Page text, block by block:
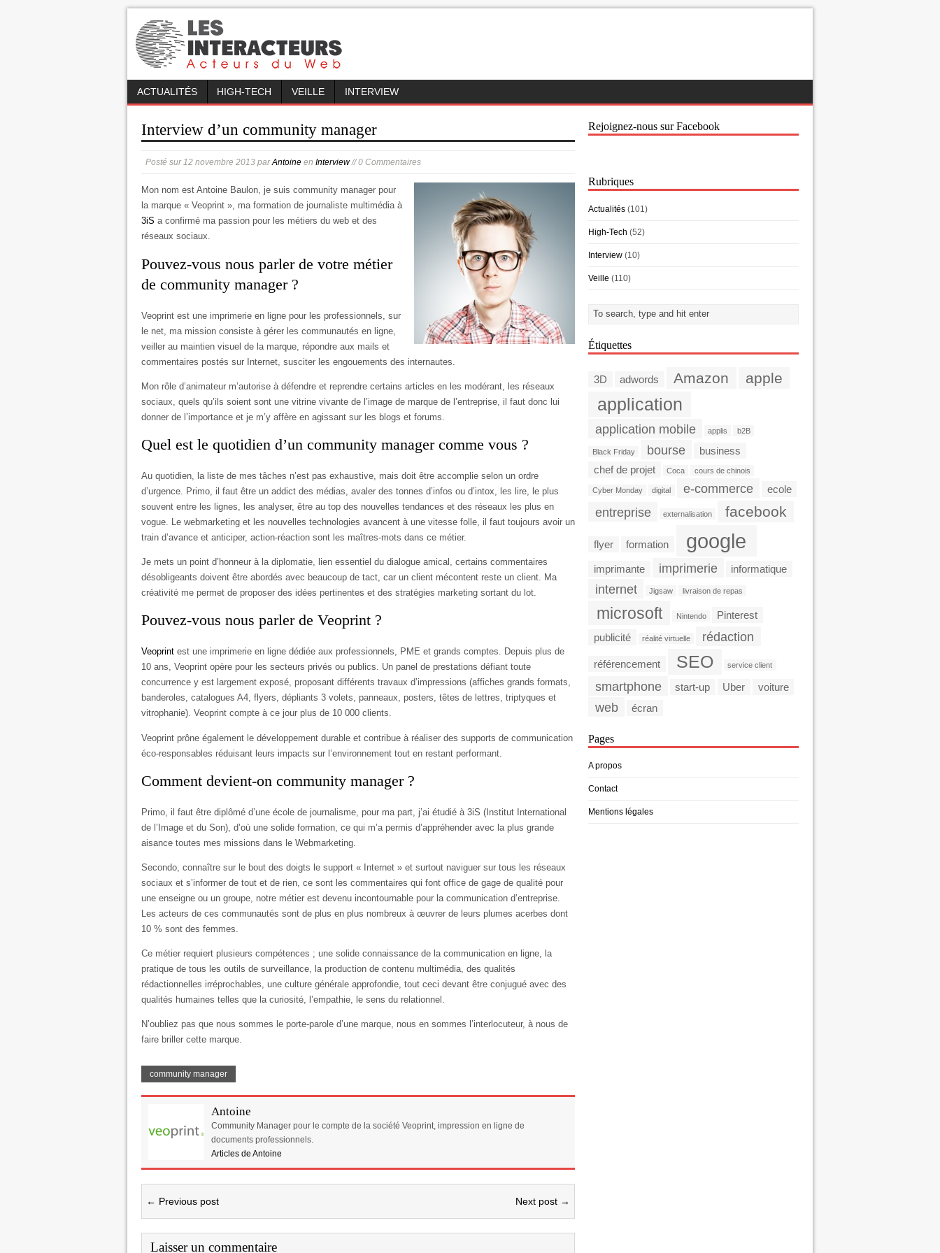
ACTUALITÉS HIGH-TECH VEILLE INTERVIEW
Interview d’un community manager
Posté sur12 novembre 2013 parAntoine en Interview// 0 Commentaires
Mon nom est Antoine Baulon, je suis community manager pour
la marque « Veoprint », ma formation de journaliste multimédia à
3iS a confirmé ma passion pour les métiers du web et des
réseaux sociaux.
Pouvez-vous nous parler de votre métier
de community manager ?
Veoprint est une imprimerie en ligne pour les professionnels, sur
le net, ma mission consiste à gérer les communautés en ligne,
veiller au maintien visuel de la marque, répondre aux mails et
commentaires postés sur Internet, susciter les engouements des internautes.
Mon rôle d’animateur m’autorise à défendre et reprendre certains articles en les modérant, les réseaux
sociaux, quels qu’ils soient sont une vitrine vivante de l’image de marque de l’entreprise, il faut donc lui
donner de l’importance et je m’y affère en agissant sur les blogs et forums.
Quel est le quotidien d’un community manager comme vous ?
Au quotidien, la liste de mes tâches n’est pas exhaustive, mais doit être accomplie selon un ordre
d’urgence. Primo, il faut être un addict des médias, avaler des tonnes d’infos ou d’intox, les lire, le plus
souvent entre les lignes, les analyser, être au top des nouvelles tendances et des réseaux les plus en
vogue. Le webmarketing et les nouvelles technologies avancent à une vitesse folle, il faut toujours avoir un
train d’avance et anticiper, action-réaction sont les maîtres-mots dans ce métier.
Je mets un point d’honneur à la diplomatie, lien essentiel du dialogue amical, certains commentaires
désobligeants doivent être abordés avec beaucoup de tact, car un client mécontent reste un client. Ma
créativité me permet de proposer des idées pertinentes et des stratégies marketing sortant du lot.
Pouvez-vous nous parler de Veoprint ?
Veoprint est une imprimerie en ligne dédiée aux professionnels, PME et grands comptes. Depuis plus de
10 ans, Veoprint opère pour les secteurs privés ou publics. Un panel de prestations défiant toute
concurrence y est largement exposé, proposant différents travaux d’impressions (affiches grands formats,
banderoles, catalogues A4, flyers, dépliants 3 volets, panneaux, posters, têtes de lettres, triptyques et
vitrophanie). Veoprint compte à ce jour plus de 10 000 clients.
Veoprint prône également le développement durable et contribue à réaliser des supports de communication
éco-responsables réduisant leurs impacts sur l’environnement tout en restant performant.
Comment devient-on community manager ?
Primo, il faut être diplômé d’une école de journalisme, pour ma part, j’ai étudié à 3iS (Institut International
de l’Image et du Son), d’où une solide formation, ce qui m’a permis d’appréhender avec la plus grande
aisance toutes mes missions dans le Webmarketing.
Secondo, connaître sur le bout des doigts le support « Internet » et surtout naviguer sur tous les réseaux
sociaux et s’informer de tout et de rien, ce sont les commentaires qui font office de gage de qualité pour
une enseigne ou un groupe, notre métier est devenu incontournable pour la communication d’entreprise.
Les acteurs de ces communautés sont de plus en plus nombreux à œuvrer de leurs plumes acerbes dont
10 % sont des femmes.
Ce métier requiert plusieurs compétences ; une solide connaissance de la communication en ligne, la
pratique de tous les outils de surveillance, la production de contenu multimédia, des qualités
rédactionnelles irréprochables, une culture générale approfondie, tout ceci devant être conjugué avec des
qualités humaines telles que la curiosité, l’empathie, le sens du relationnel.
N’oubliez pas que nous sommes le porte-parole d’une marque, nous en sommes l’interlocuteur, à nous de
faire briller cette marque.
community manager
Antoine
Community Manager pour le compte de la société Veoprint, impression en ligne de
documents professionnels.
Articles de Antoine
← Previous post Next post →
Laisser un commentaire
Rejoignez-nous sur Facebook
Rubriques
Actualités (101)
High-Tech (52)
Interview (10)
Veille (110)
Étiquettes
3D adwords Amazon apple
application
application mobile applis b2B
Black Friday bourse
business
chef de projet
Coca cours de chinois
Cyber Monday digital e-commerce ecole
entreprise externalisation facebook
flyer formation google
imprimante imprimerie informatique
internet Jigsaw livraison de repas
microsoft Nintendo
Pinterest
publicité
réalité virtuelle rédaction
référencement SEO service client
smartphone start-up Uber voiture
web écran
Pages
A propos
Contact
Mentions légales